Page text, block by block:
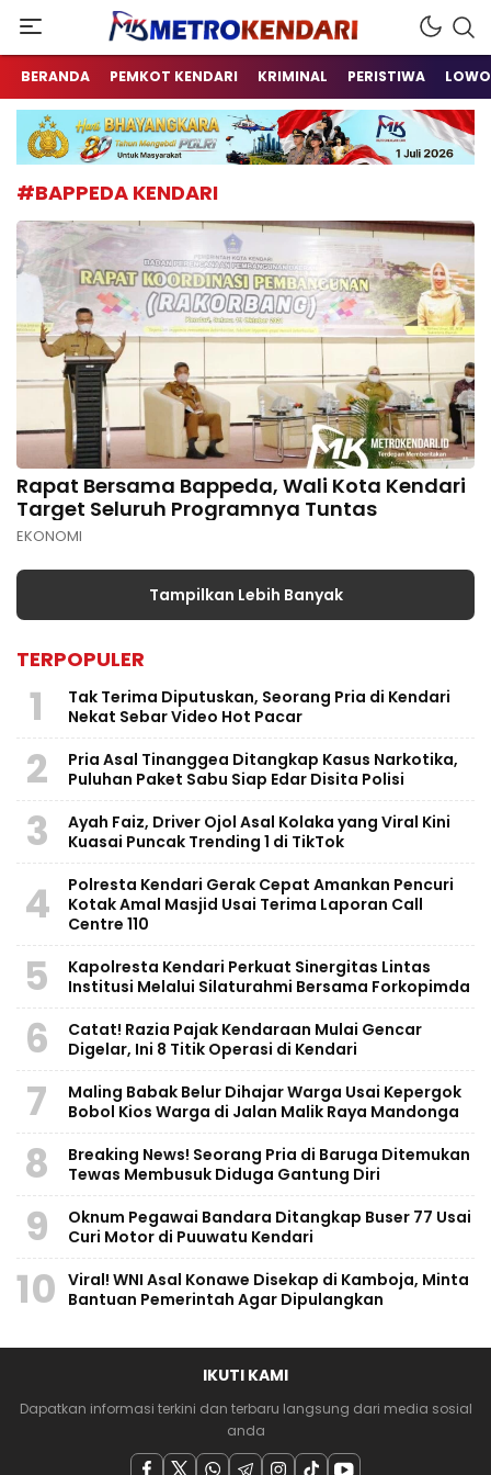
metrokendari
Berita Terkini Sulawesi Tenggara
BERANDA PEMKOT KENDARI KRIMINAL PERISTIWA
#BAPPEDA KENDARI
Rapat Bersama Bappeda, Wali Kota Kendari
Target Seluruh Programnya Tuntas
EKONOMI
Tampilkan Lebih Banyak
TERPOPULER
1
Tak Terima Diputuskan, Seorang Pria di Kendari
Nekat Sebar Video Hot Pacar
2
Pria Asal Tinanggea Ditangkap Kasus Narkotika,
Puluhan Paket Sabu Siap Edar Disita Polisi
3
Ayah Faiz, Driver Ojol Asal Kolaka yang Viral Kini
Kuasai Puncak Trending 1 di TikTok
4
Polresta Kendari Gerak Cepat Amankan Pencuri
Kotak Amal Masjid Usai Terima Laporan Call
Centre 110
5
Kapolresta Kendari Perkuat Sinergitas Lintas
Institusi Melalui Silaturahmi Bersama Forkopimda
6
Catat! Razia Pajak Kendaraan Mulai Gencar
Digelar, Ini 8 Titik Operasi di Kendari
7
Maling Babak Belur Dihajar Warga Usai Kepergok
Bobol Kios Warga di Jalan Malik Raya Mandonga
8
Breaking News! Seorang Pria di Baruga Ditemukan
Tewas Membusuk Diduga Gantung Diri
9
Oknum Pegawai Bandara Ditangkap Buser 77 Usai
Curi Motor di Puuwatu Kendari
10 Viral! WNI Asal Konawe Disekap di Kamboja, Minta
Bantuan Pemerintah Agar Dipulangkan
IKUTI KAMI
Dapatkan informasi terkini dan terbaru langsung dari media sosial
anda